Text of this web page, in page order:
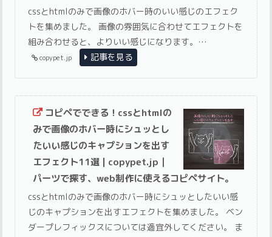
cssとhtmlのみで画像のホバー時のいい感じのエフェク
トを集めました。 画像の雰囲気に合わせてエフェクトを
組み合わせると、よりいい感じになります。…
copypet.jp 記事を見る
コピペでできる！cssとhtmlの
みで画像のホバー時にシュッとし
たいい感じのキャプションを出す
エフェクト11選 | copypet.jp｜
パーツで探す、web制作に使えるコピペサイト。
cssとhtmlのみで画像のホバー時にシュッとしたいい感
じのキャプションを出すエフェクトを集めました。 ベン
ダープレフィックスについては適宜外してください。 ま